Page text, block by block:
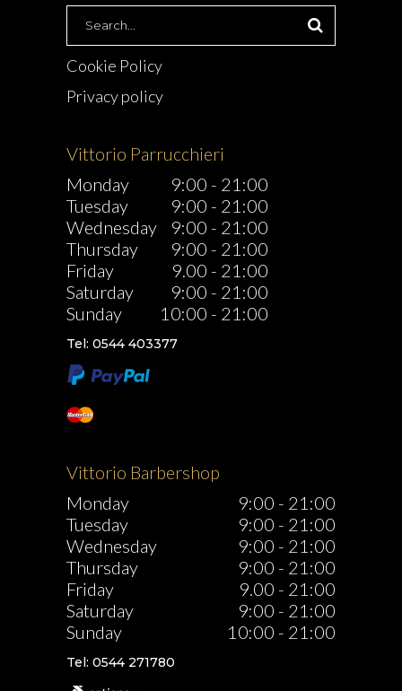
Cookie Policy
Privacy policy
Vittorio Parrucchieri
Monday
9:00 - 21:00
Tuesday
9:00 - 21:00
Wednesday
9:00 - 21:00
Thursday
9:00 - 21:00
Friday
9.00 - 21:00
Saturday
9:00 - 21:00
Sunday
10:00 - 21:00
Tel: 0544 403377
Vittorio Barbershop
Monday
9:00 - 21:00
Tuesday
9:00 - 21:00
Wednesday
9:00 - 21:00
Thursday
9:00 - 21:00
Friday
9.00 - 21:00
Saturday
9:00 - 21:00
Sunday
10:00 - 21:00
Tel: 0544 271780